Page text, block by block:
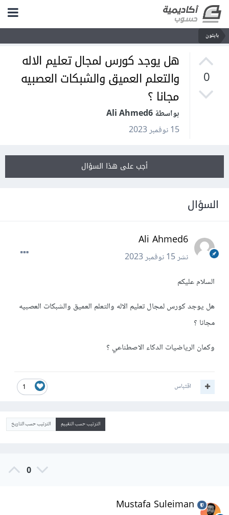
بايثون
0
هل يوجد كورس لمجال تعليم الاله
والتعلم العميق والشبكات العصبيه
مجانا ؟
بواسطة Ali Ahmed6
15 نوفمبر 2023
أجب على هذا السؤال
السؤال
Ali Ahmed6
نشر15 نوفمبر 2023
السلام عليكم
هل يوجد كورس لمجال تعليم الاله والتعلم العميق والشبكات العصبيه
مجانا ؟
وكمان الرياضيات الدكاء الاصطناعي ؟
1 اقتباس
الترتيب حسب التقييم الترتيب حسب التاريخ
0
Mustafa Suleiman